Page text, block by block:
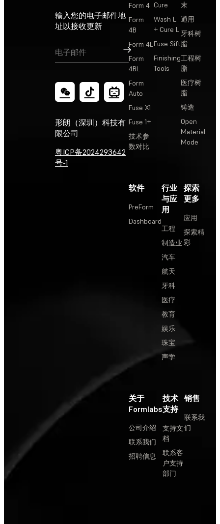
输入您的电子邮件地
址以接收更新
订阅
形朗（深圳）科技有
限公司
粤ICP备2024293642
号-1
Form 4
Form
4B
Form 4L
Form
4BL
Form
Auto
Fuse X1
Fuse 1+
技术参
数对比
Cure
Wash L
+ Cure L
Fuse Sift
Finishing
Tools
末
通用
牙科树
脂
工程树
脂
医疗树
脂
铸造
Open
Material
Mode
软件
PreForm
Dashboard
行业
与应
用
工程
制造业
汽车
航天
牙科
医疗
教育
娱乐
珠宝
声学
探索
更多
应用
探索精
彩
关于
Formlabs
公司介绍
联系我们
招聘信息
技术
支持
支持文
档
联系客
户支持
部门
销售
联系我
们